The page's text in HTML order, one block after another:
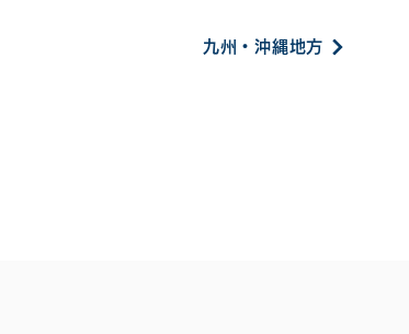
九州・沖縄地方